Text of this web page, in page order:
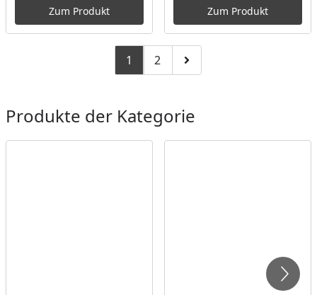
Zum Produkt Zum Produkt
1 Zu Seite 2
2 Zur nächsten Seite
Produkte der Kategorie